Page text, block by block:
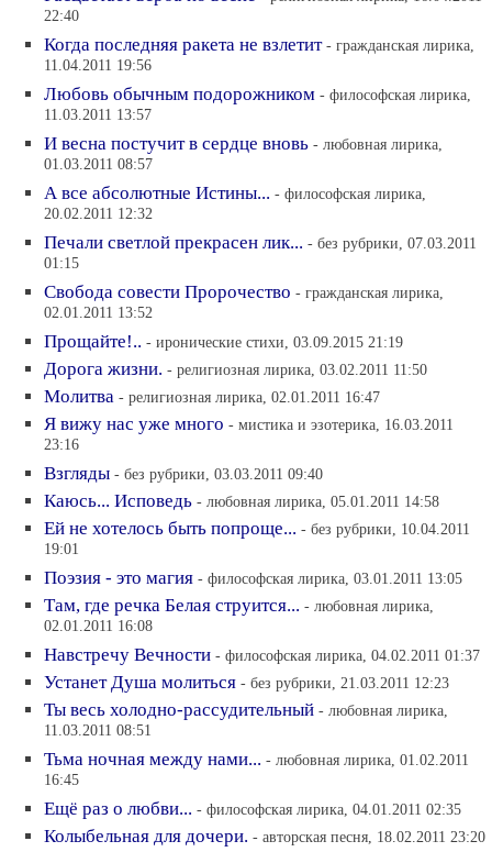
22:40
Когда последняя ракета не взлетит - гражданская лирика,
11.04.2011 19:56
Любовь обычным подорожником - философская лирика,
11.03.2011 13:57
И весна постучит в сердце вновь - любовная лирика,
01.03.2011 08:57
А все абсолютные Истины... - философская лирика,
20.02.2011 12:32
Печали светлой прекрасен лик... - без рубрики, 07.03.2011
01:15
Свобода совести Пророчество - гражданская лирика,
02.01.2011 13:52
Прощайте!.. - иронические стихи, 03.09.2015 21:19
Дорога жизни. - религиозная лирика, 03.02.2011 11:50
Молитва - религиозная лирика, 02.01.2011 16:47
Я вижу нас уже много - мистика и эзотерика, 16.03.2011
23:16
Взгляды - без рубрики, 03.03.2011 09:40
Каюсь... Исповедь - любовная лирика, 05.01.2011 14:58
Ей не хотелось быть попроще... - без рубрики, 10.04.2011
19:01
Поэзия - это магия - философская лирика, 03.01.2011 13:05
Там, где речка Белая струится... - любовная лирика,
02.01.2011 16:08
Навстречу Вечности - философская лирика, 04.02.2011 01:37
Устанет Душа молиться - без рубрики, 21.03.2011 12:23
Ты весь холодно-рассудительный - любовная лирика,
11.03.2011 08:51
Тьма ночная между нами... - любовная лирика, 01.02.2011
16:45
Ещё раз о любви... - философская лирика, 04.01.2011 02:35
Колыбельная для дочери. - авторская песня, 18.02.2011 23:20